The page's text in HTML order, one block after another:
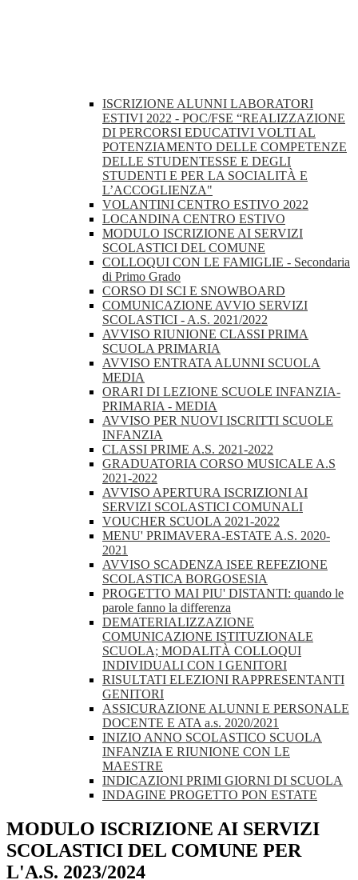
ISCRIZIONE ALUNNI LABORATORI
ESTIVI 2022 - POC/FSE “REALIZZAZIONE
DI PERCORSI EDUCATIVI VOLTI AL
POTENZIAMENTO DELLE COMPETENZE
DELLE STUDENTESSE E DEGLI
STUDENTI E PER LA SOCIALITÀ E
L’ACCOGLIENZA"
VOLANTINI CENTRO ESTIVO 2022
LOCANDINA CENTRO ESTIVO
MODULO ISCRIZIONE AI SERVIZI
SCOLASTICI DEL COMUNE
COLLOQUI CON LE FAMIGLIE - Secondaria
di Primo Grado
CORSO DI SCI E SNOWBOARD
COMUNICAZIONE AVVIO SERVIZI
SCOLASTICI - A.S. 2021/2022
AVVISO RIUNIONE CLASSI PRIMA
SCUOLA PRIMARIA
AVVISO ENTRATA ALUNNI SCUOLA
MEDIA
ORARI DI LEZIONE SCUOLE INFANZIA-
PRIMARIA - MEDIA
AVVISO PER NUOVI ISCRITTI SCUOLE
INFANZIA
CLASSI PRIME A.S. 2021-2022
GRADUATORIA CORSO MUSICALE A.S
2021-2022
AVVISO APERTURA ISCRIZIONI AI
SERVIZI SCOLASTICI COMUNALI
VOUCHER SCUOLA 2021-2022
MENU' PRIMAVERA-ESTATE A.S. 2020-
2021
AVVISO SCADENZA ISEE REFEZIONE
SCOLASTICA BORGOSESIA
PROGETTO MAI PIU' DISTANTI: quando le
parole fanno la differenza
DEMATERIALIZZAZIONE
COMUNICAZIONE ISTITUZIONALE
SCUOLA; MODALITÀ COLLOQUI
INDIVIDUALI CON I GENITORI
RISULTATI ELEZIONI RAPPRESENTANTI
GENITORI
ASSICURAZIONE ALUNNI E PERSONALE
DOCENTE E ATA a.s. 2020/2021
INIZIO ANNO SCOLASTICO SCUOLA
INFANZIA E RIUNIONE CON LE
MAESTRE
INDICAZIONI PRIMI GIORNI DI SCUOLA
INDAGINE PROGETTO PON ESTATE
MODULO ISCRIZIONE AI SERVIZI
SCOLASTICI DEL COMUNE PER
L'A.S. 2023/2024